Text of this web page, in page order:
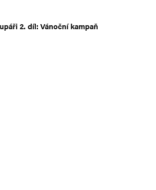
2. díl: Vánoční kampaň